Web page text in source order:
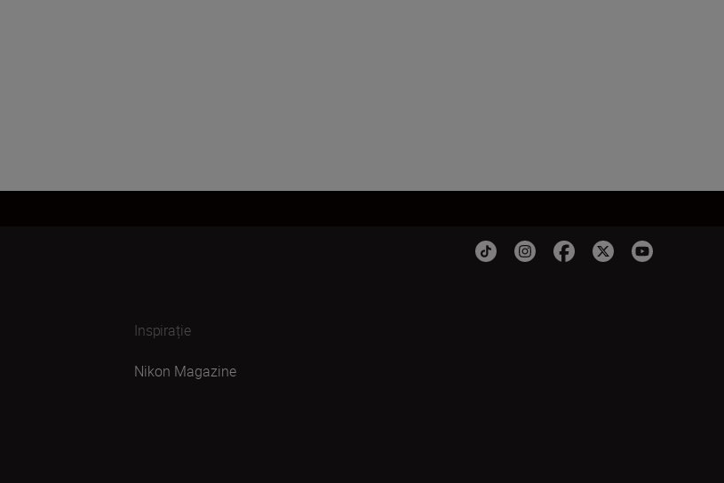
Inspirație
Nikon Magazine